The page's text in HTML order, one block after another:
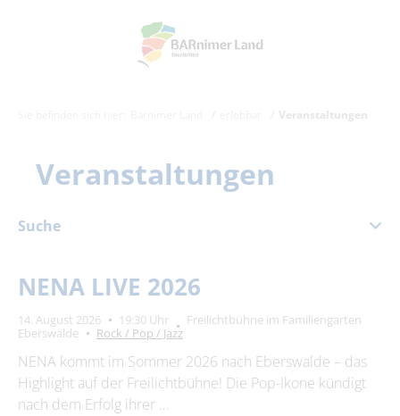
Veranstaltungen
Veranstaltungen
Suche
November 2026
Mo Di Mi Do
1
2
5
9
10 11 12 13 14
15
NENA LIVE 2026
14. August 2026 19:30 Uhr
Freilichtbühne im Familiengarten
Eberswalde
Rock / Pop / Jazz
NENA kommt im Sommer 2026 nach Eberswalde – das
Highlight auf der Freilichtbühne! Die Pop-Ikone kündigt
nach dem Erfolg ihrer …